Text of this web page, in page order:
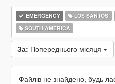
EMERGENCY LOS SANTOS
SOUTH AMERICA
За: Попереднього місяця
Файлів не знайдено, будь